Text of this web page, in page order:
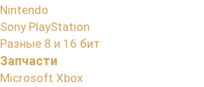
Nintendo
Sony PlayStation
Разные 8 и 16 бит
Запчасти
Microsoft Xbox